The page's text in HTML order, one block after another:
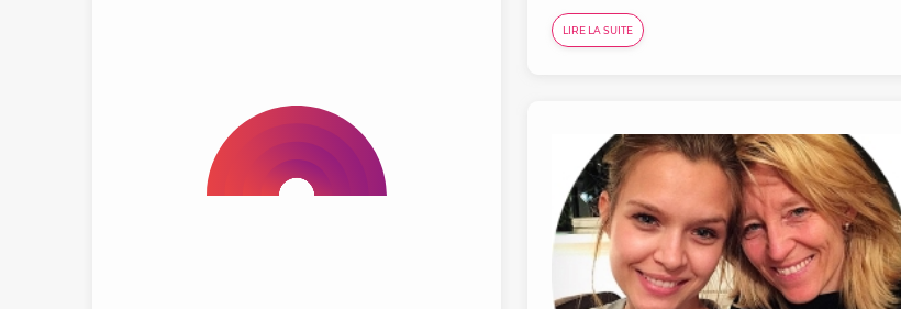
LIRE LA SUITE